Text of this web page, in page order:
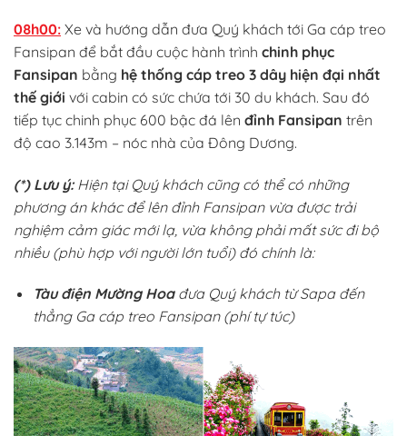
08h00: Xe và hướng dẫn đưa Quý khách tới Ga cáp treo
Fansipan để bắt đầu cuộc hành trình chinh phục
Fansipan bằng hệ thống cáp treo 3 dây hiện đại nhất
thế giới với cabin có sức chứa tới 30 du khách. Sau đó
tiếp tục chinh phục 600 bậc đá lên đỉnh Fansipan trên
độ cao 3.143m – nóc nhà của Đông Dương.
(*) Lưu ý:Hiện tại Quý khách cũng có thể có những
phương án khác để lên đỉnh Fansipan vừa được trải
nghiệm cảm giác mới lạ, vừa không phải mất sức đi bộ
nhiều (phù hợp với người lớn tuổi) đó chính là:
Tàu điện Mường Hoađưa Quý khách từ Sapa đến
thẳng Ga cáp treo Fansipan (phí tự túc)